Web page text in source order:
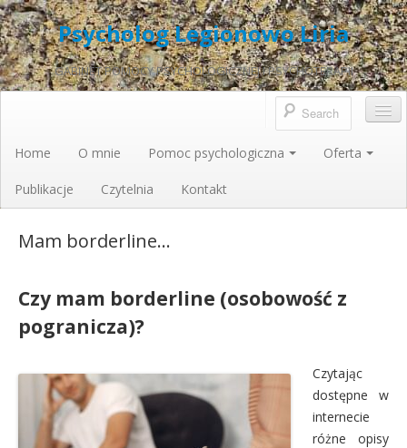
Psycholog Legionowo Liria
GABINET POMOCY PSYCHOLOGICZNEJ I PSYCHOTERAPII
Home O mnie Pomoc psychologiczna Oferta
Publikacje Czytelnia Kontakt
Mam borderline…
Czy mam borderline (osobowość z
pogranicza)?
Czytając
dostępne w
internecie
różne opisy